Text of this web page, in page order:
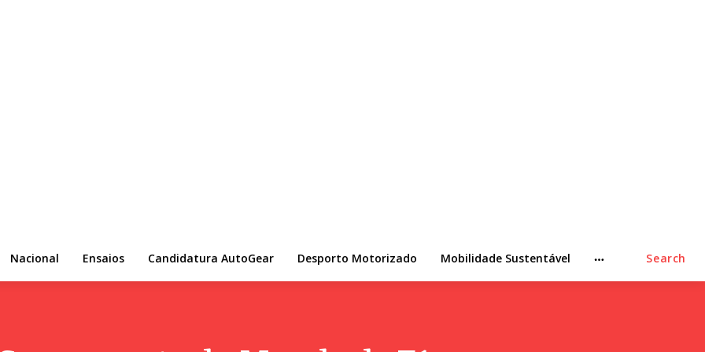
Nacional Ensaios Candidatura AutoGear Desporto Motorizado Mobilidade Sustentável Search